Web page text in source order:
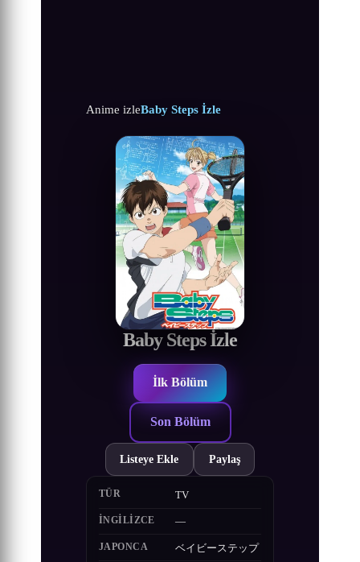
Anime izleBaby Steps İzle
Baby Steps İzle
İlk Bölüm
Son Bölüm
Listeye Ekle Paylaş
TÜR TV
İNGILIZCE —
JAPONCA ベイビーステップ